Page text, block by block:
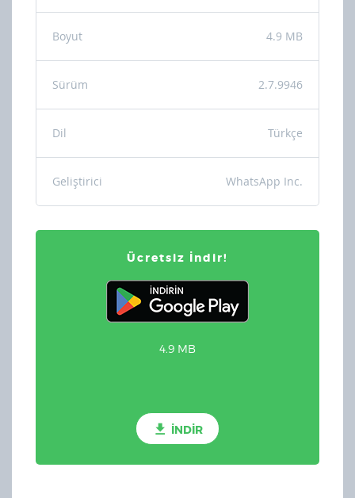
Boyut 4.9 MB
Sürüm 2.7.9946
Dil Türkçe
Geliştirici WhatsApp Inc.
Ücretsiz İndir!
4.9 MB
İNDİR